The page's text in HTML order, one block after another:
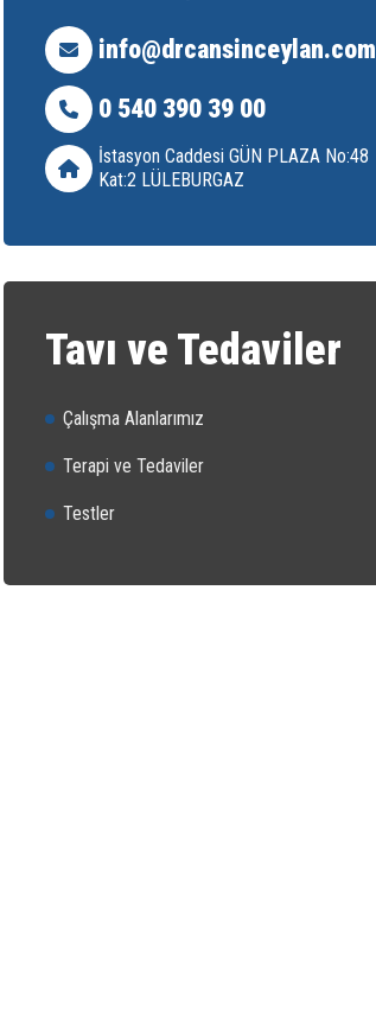
info@drcansinceylan.com
0 540 390 39 00
İstasyon Caddesi GÜN PLAZA No:48
Kat:2 LÜLEBURGAZ
Tavı ve Tedaviler
Çalışma Alanlarımız
Terapi ve Tedaviler
Testler